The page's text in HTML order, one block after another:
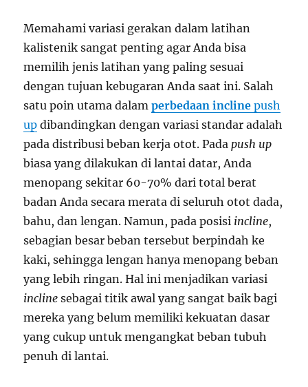
Memahami variasi gerakan dalam latihan
kalistenik sangat penting agar Anda bisa
memilih jenis latihan yang paling sesuai
dengan tujuan kebugaran Anda saat ini. Salah
satu poin utama dalamperbedaan incline push
up dibandingkan dengan variasi standar adalah
pada distribusi beban kerja otot. Padapush up
biasa yang dilakukan di lantai datar, Anda
menopang sekitar 60-70% dari total berat
badan Anda secara merata di seluruh otot dada,
bahu, dan lengan. Namun, pada posisi incline,
sebagian besar beban tersebut berpindah ke
kaki, sehingga lengan hanya menopang beban
yang lebih ringan. Hal ini menjadikan variasi
incline sebagai titik awal yang sangat baik bagi
mereka yang belum memiliki kekuatan dasar
yang cukup untuk mengangkat beban tubuh
penuh di lantai.